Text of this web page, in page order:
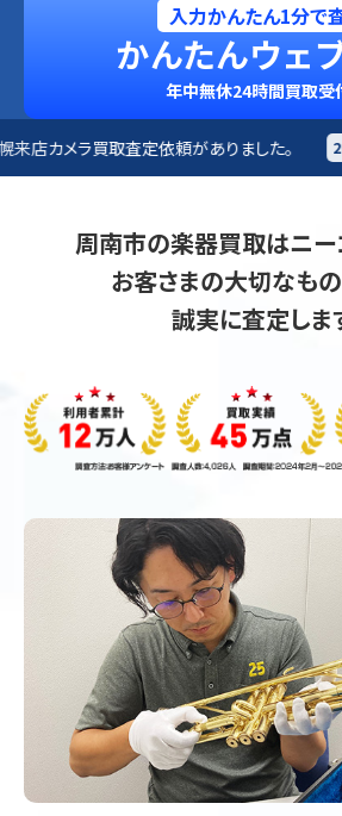
入力かんたん1分で
かんたんウェ
年中無休24時間買取受
ありました。 2026年8月10日 札幌市 楽
周南市の楽器買取はニー
お客さまの大切なも
誠実に査定しま